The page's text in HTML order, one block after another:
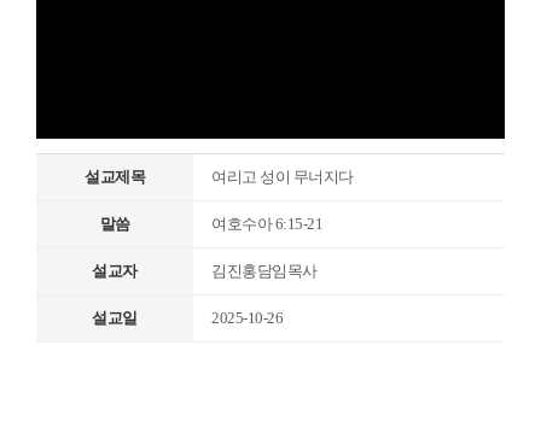
설교제목 여리고 성이 무너지다
말씀 여호수아 6:15-21
설교자 김진홍담임목사
설교일 2025-10-26